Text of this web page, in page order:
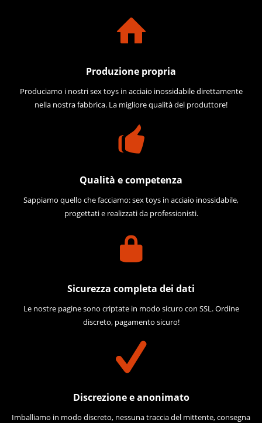
Produzione propria
Produciamo i nostri sex toys in acciaio inossidabile direttamente
nella nostra fabbrica. La migliore qualità del produttore!
Qualità e competenza
Sappiamo quello che facciamo: sex toys in acciaio inossidabile,
progettati e realizzati da professionisti.
Sicurezza completa dei dati
Le nostre pagine sono criptate in modo sicuro con SSL. Ordine
discreto, pagamento sicuro!
Discrezione e anonimato
Imballiamo in modo discreto, nessuna traccia del mittente, consegna